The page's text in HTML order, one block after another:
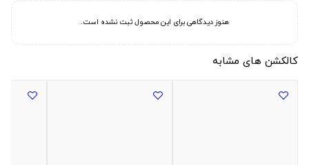
هنوز دیدگاهی برای این محصول ثبت نشده است.
کالکشن های مشابه